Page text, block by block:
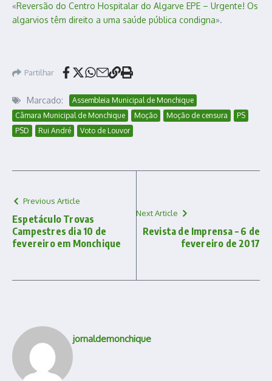
«Reversão do Centro Hospitalar do Algarve EPE – Urgente! Os
algarvios têm direito a uma saúde pública condigna».
Partilhar
Marcado:
Assembleia Municipal de Monchique
Câmara Municipal de Monchique
Moção Moção de censura
PS
PSD
Rui André Voto de Louvor
Previous Article
Espetáculo Trovas
Campestres dia 10 de
fevereiro em Monchique
Next Article
Revista de Imprensa – 6 de
fevereiro de 2017
jornaldemonchique